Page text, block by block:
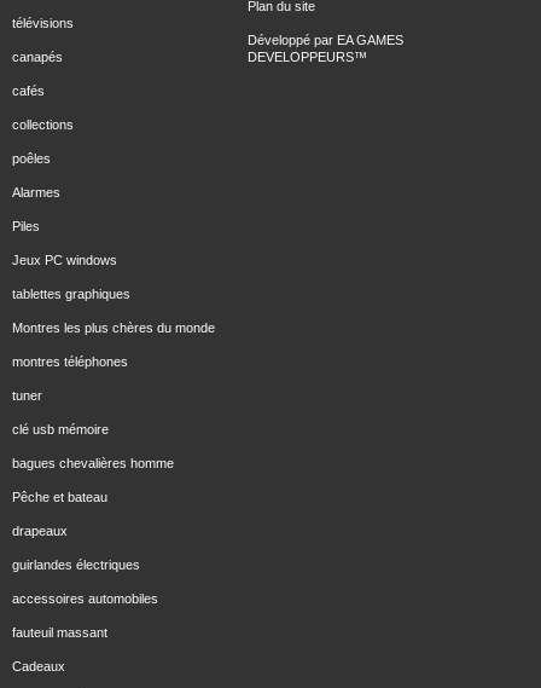
télévisions
canapés
cafés
collections
poêles
Alarmes
Piles
Jeux PC windows
tablettes graphiques
Montres les plus chères du monde
montres téléphones
tuner
clé usb mémoire
bagues chevalières homme
Pêche et bateau
drapeaux
guirlandes électriques
accessoires automobiles
fauteuil massant
Cadeaux
Plan du site
Développé par EA GAMES
DEVELOPPEURS™